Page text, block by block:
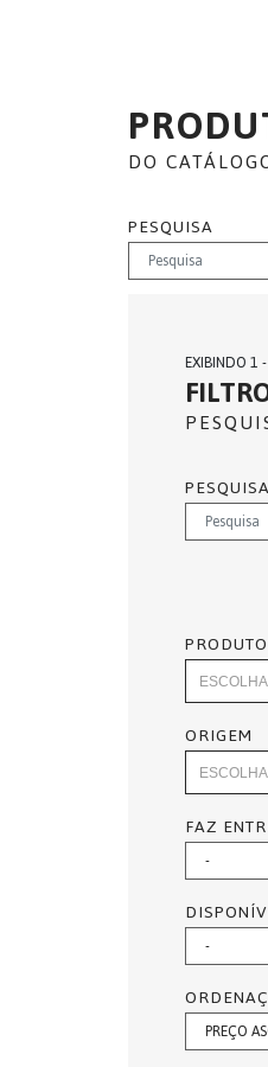
DO
PESQUISA
EXIBINDO 1
PESQUISA
ORIGEM
FAZ
-
-
PREÇO